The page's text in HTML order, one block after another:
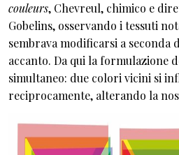
couleurs, Chevreul, chimico e
Gobelins, osservando i tessuti
sembrava modificarsi a seconda
accanto. Da qui la formulazione
simultaneo: due colori vicini si
reciprocamente, alterando la